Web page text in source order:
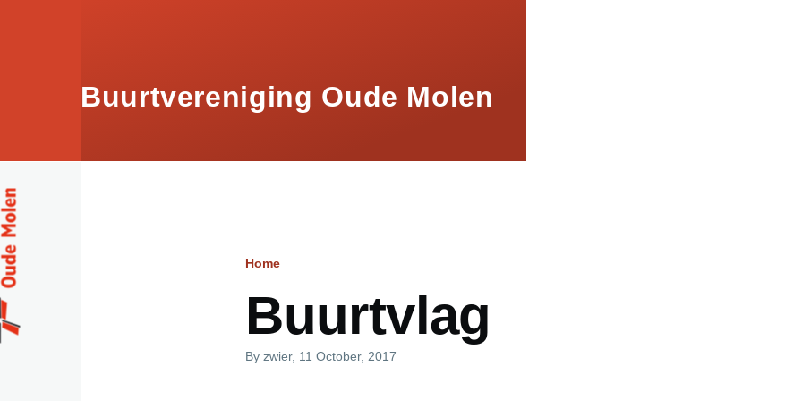
Buurtvereniging Oude Molen
Home
Buurtvlag
Byzwier, 11 October, 2017